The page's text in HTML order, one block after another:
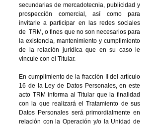
secundarias de mercadotecnia, publicidad y
prospección comercial, así como para
invitarle a participar en las redes sociales
de TRM, o fines que no son necesarios para
la existencia, mantenimiento y cumplimiento
de la relación jurídica que en su caso le
vincule con el Titular.
En cumplimiento de la fracción II del artículo
16 de la Ley de Datos Personales, en este
acto TRM informa al Titular que la finalidad
con la que realizará el Tratamiento de sus
Datos Personales seráprimordialmente en
relación con la Operación y/o la Unidad de